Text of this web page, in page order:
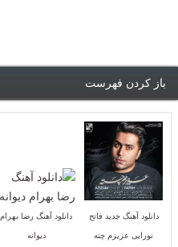
باز کردن فهرست
دانلود آهنگ جدید فاتح
نورایی عزیزم چته
دانلود آهنگ رضا بهرام
دیوانه